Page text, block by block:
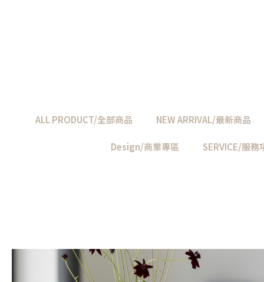
ALL PRODUCT/全部商品 NEW ARRIVAL/最新商品
Design/商業專區 SERVICE/服務